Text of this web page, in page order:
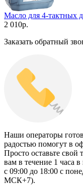
Масло для 4-тактных
2 010р.
Заказать обратный
Наши операторы
радостью помогут в
Просто оставьте
вам в течение 1 часа
c 09:00 до 18:00 с
МСК+7).